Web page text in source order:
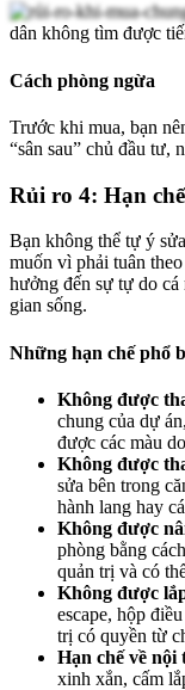
dân không tìm được
Cách phòng ngừa
Trước khi mua, bạn
“sân sau” chủ đầu tư,
Rủi ro 4: Hạn
Bạn không thể tự ý
muốn vì phải tuân
hưởng đến sự tự do cá
gian sống.
Những hạn chế phổ
Không được
chung của dự
được các màu
Không được
sửa bên trong
hành lang hay
Không được
phòng bằng
quản trị và có
Không được
escape, hộp
trị có quyền từ
Hạn chế về nội
xinh xắn, cấm